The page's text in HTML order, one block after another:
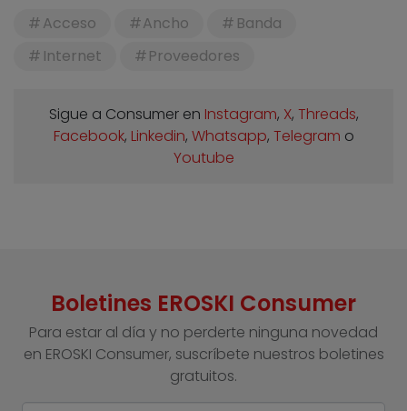
Acceso Ancho
Banda
Internet
Proveedores
Sigue a Consumer en Instagram, X, Threads,
Facebook, Linkedin, Whatsapp, Telegram o
Youtube
Boletines EROSKI Consumer
Para estar al día y no perderte ninguna novedad
en EROSKI Consumer, suscríbete nuestros boletines
gratuitos.